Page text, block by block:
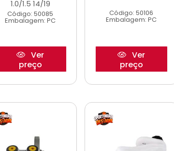
1.0/1.5 14/19
Código: 50085
Embalagem: PC
Ver
preço
Código: 50106
Embalagem: PC
Ver
preço